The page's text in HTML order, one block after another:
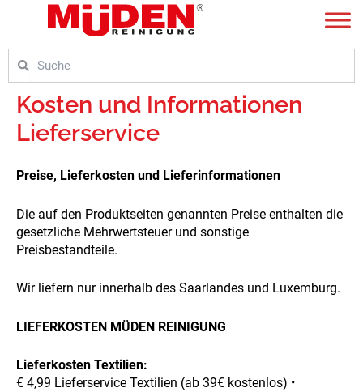
Kosten und Informationen
Lieferservice
Preise, Lieferkosten und Lieferinformationen
Die auf den Produktseiten genannten Preise enthalten die
gesetzliche Mehrwertsteuer und sonstige
Preisbestandteile.
Wir liefern nur innerhalb des Saarlandes und Luxemburg.
LIEFERKOSTEN MÜDEN REINIGUNG
Lieferkosten Textilien:
€ 4,99 Lieferservice Textilien (ab 39€ kostenlos) •